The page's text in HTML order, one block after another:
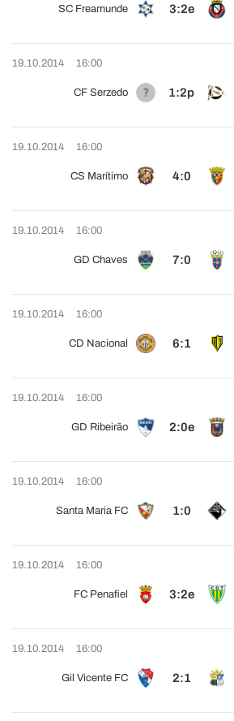
SC Freamunde 3:2e
19.10.2014 16:00
CF Serzedo 1:2p
19.10.2014 16:00
CS Marítimo 4:0
19.10.2014 16:00
GD Chaves 7:0
19.10.2014 16:00
CD Nacional 6:1
19.10.2014 16:00
GD Ribeirão 2:0e
19.10.2014 16:00
Santa Maria FC 1:0
19.10.2014 16:00
FC Penafiel 3:2e
19.10.2014 16:00
Gil Vicente FC 2:1